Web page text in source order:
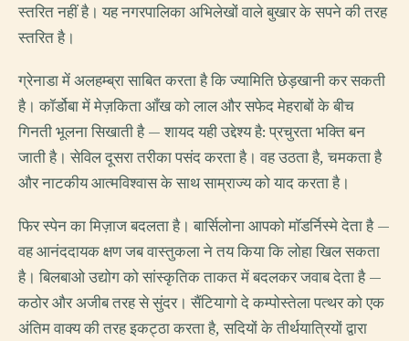
स्तरित नहीं है। यह नगरपालिका अभिलेखों वाले बुखार के सपने की तरह
स्तरित है।
ग्रेनाडा में अलहम्ब्रा साबित करता है कि ज्यामिति छेड़खानी कर सकती
है। कॉर्डोबा में मेज़किता आँख को लाल और सफेद मेहराबों के बीच
गिनती भूलना सिखाती है — शायद यही उद्देश्य है: प्रचुरता भक्ति बन
जाती है। सेविल दूसरा तरीका पसंद करता है। वह उठता है, चमकता है
और नाटकीय आत्मविश्वास के साथ साम्राज्य को याद करता है।
फिर स्पेन का मिज़ाज बदलता है। बार्सिलोना आपको मॉडर्निस्मे देता है —
वह आनंददायक क्षण जब वास्तुकला ने तय किया कि लोहा खिल सकता
है। बिलबाओ उद्योग को सांस्कृतिक ताकत में बदलकर जवाब देता है —
कठोर और अजीब तरह से सुंदर। सैंटियागो दे कम्पोस्तेला पत्थर को एक
अंतिम वाक्य की तरह इकट्ठा करता है, सदियों के तीर्थयात्रियों द्वारा